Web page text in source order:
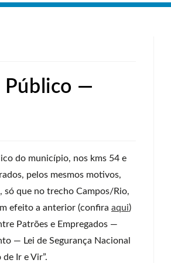
Público —
do município, nos kms 54 e
pelos mesmos motivos,
só que no trecho Campos/Rio,
efeito a anterior (confira aqui)
Patrões e Empregados —
— Lei de Segurança Nacional
Ir e Vir”.